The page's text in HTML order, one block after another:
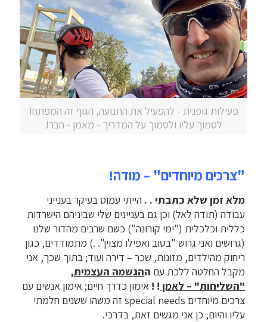
פעילות גופנית - להפעיל את התנועה, הגוף זה המפתח!
לסמוך עליו ולסמוך על המדריך - מאמן - חבר!
"צרכים מיוחדים" – מודה!
מלא זמן שלא כתבתי . . הייתי עמוס בעיקר בענייני
עבודה (תודה לאל) וכן גם בעניינים שלי שביניהם הישרדות
כללית וכלכלית ("ימי קורונה") כשם שרבים מהדור שלנו
(גרושים ואני גרוש "בטוב ואפילו מצוין". .) מתמודדים, כגון
ריחוק מהילדים, מזונות, שכר – דירה ועוד; בתוך שכך, אני
מקבל החלטה ללכת עם ההגשמה העצמית,
"השליחות" – לאמן ! ! אימון כדרך חיים; אימון אנשים עם
צרכים מיוחדים special needs זה משהו ששנים חלמתי
עליו והיום, כן אני מגשים זאת, בדרכי.